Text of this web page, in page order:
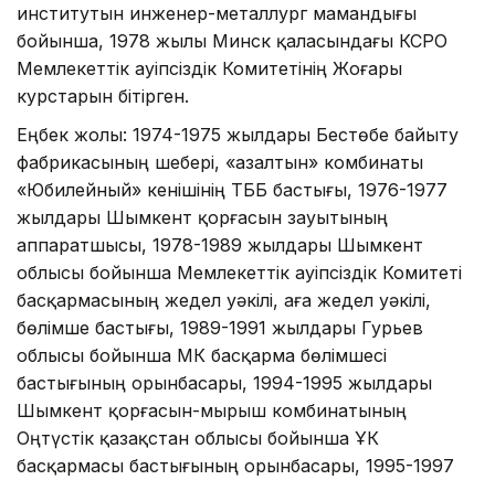
институтын инженер-металлург мамандығы
бойынша, 1978 жылы Минск қаласындағы КСРО
Мемлекеттік Қауіпсіздік Комитетінің Жоғары
курстарын бітірген.
Еңбек жолы: 1974-1975 жылдары Бестөбе байыту
фабрикасының шебері, «Қазалтын» комбинаты
«Юбилейный» кенішінің ТББ бастығы, 1976-1977
жылдары Шымкент қорғасын зауытының
аппаратшысы, 1978-1989 жылдары Шымкент
облысы бойынша Мемлекеттік Қауіпсіздік Комитеті
басқармасының жедел уәкілі, аға жедел уәкілі,
бөлімше бастығы, 1989-1991 жылдары Гурьев
облысы бойынша МҚК басқарма бөлімшесі
бастығының орынбасары, 1994-1995 жылдары
Шымкент қорғасын-мырыш комбинатының
Оңтүстік қазақстан облысы бойынша ҰҚК
басқармасы бастығының орынбасары, 1995-1997